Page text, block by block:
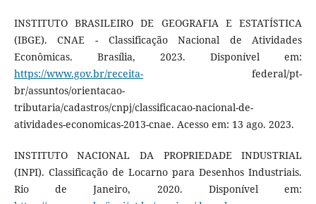
INSTITUTO BRASILEIRO DE GEOGRAFIA E ESTATÍSTICA
(IBGE). CNAE - Classificação Nacional de Atividades
Econômicas. Brasília, 2023. Disponível em:
https://www.gov.br/receita-federal/pt-
br/assuntos/orientacao-
tributaria/cadastros/cnpj/classificacao-nacional-de-
atividades-economicas-2013-cnae. Acesso em: 13 ago. 2023.
INSTITUTO NACIONAL DA PROPRIEDADE INDUSTRIAL
(INPI). Classificação de Locarno para Desenhos Industriais.
Rio de Janeiro, 2020. Disponível em: